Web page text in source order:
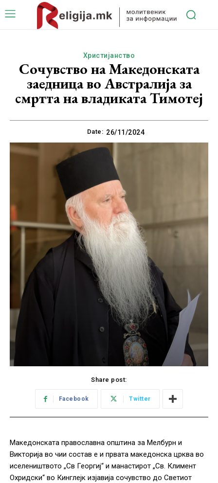
Христијанство
Сочувство на Македонската
заедница во Австралија за
смртта на владиката Тимотеј
Date: 26/11/2024
Share post:
Facebook Twitter
Македонската православна општина за Мелбурн и
Викторија во чии состав е и првата македонска црква во
иселеништвото „Св Георгиј“ и манастирот „Св. Климент
Охридски“ во Кинглејк изјавија сочувство до Светиот